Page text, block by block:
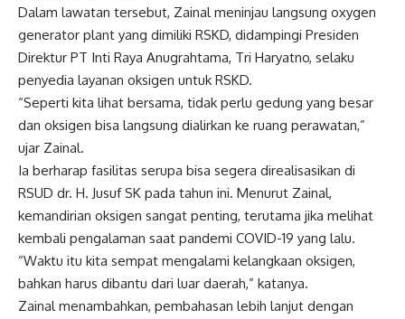
Dalam lawatan tersebut, Zainal meninjau langsung oxygen
generator plant yang dimiliki RSKD, didampingi Presiden
Direktur PT Inti Raya Anugrahtama, Tri Haryatno, selaku
penyedia layanan oksigen untuk RSKD.
“Seperti kita lihat bersama, tidak perlu gedung yang besar
dan oksigen bisa langsung dialirkan ke ruang perawatan,”
ujar Zainal.
Ia berharap fasilitas serupa bisa segera direalisasikan di
RSUD dr. H. Jusuf SK pada tahun ini. Menurut Zainal,
kemandirian oksigen sangat penting, terutama jika melihat
kembali pengalaman saat pandemi COVID-19 yang lalu.
“Waktu itu kita sempat mengalami kelangkaan oksigen,
bahkan harus dibantu dari luar daerah,” katanya.
Zainal menambahkan, pembahasan lebih lanjut dengan